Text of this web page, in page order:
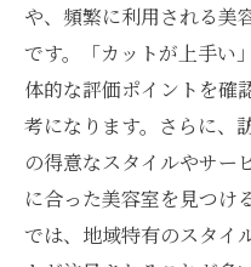
や、頻繁に利用される美
です。「カットが上手い
体的な評価ポイントを確
考になります。さらに、
の得意なスタイルやサー
に合った美容室を見つけ
では、地域特有のスタイ